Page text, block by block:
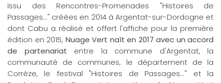
Issu des Rencontres-Promenades "Histoires de
Passages..." créées en 2014 à Argentat-sur-Dordogne et
dont Cabu a réalisé et offert l'affiche pour la première
édition en 2015, Nuage Vert naît en 2017 avec un accord
de partenariat entre la commune d'Argentat, la
communauté de communes, le département de la
Corrèze, le festival "Histoires de Passages..." et la